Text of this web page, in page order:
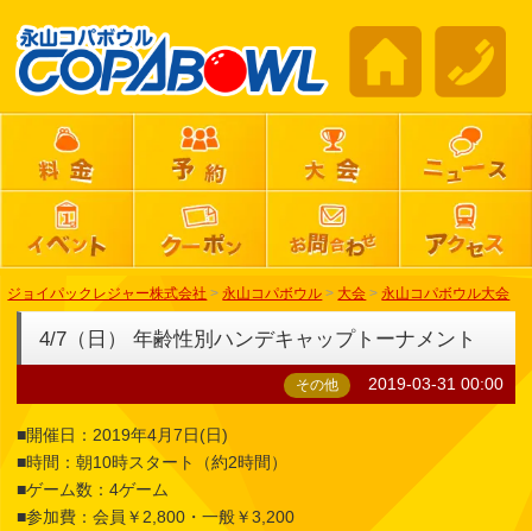
ジョイパックレジャー株式会社 > 永山コパボウル > 大会 > 永山コパボウル大会
4/7（日） 年齢性別ハンデキャップトーナメント
その他 2019-03-31 00:00
■開催日：2019年4月7日(日)
■時間：朝10時スタート（約2時間）
■ゲーム数：4ゲーム
■参加費：会員￥2,800・一般￥3,200